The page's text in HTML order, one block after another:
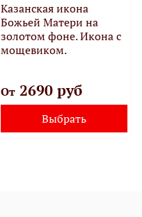
Казанская икона
Божьей Матери на
золотом фоне. Икона с
мощевиком.
От2690 руб
Выбрать